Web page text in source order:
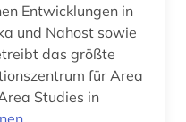
Entwicklungen in
und Nahost sowie
das größte
für Area
Studies in